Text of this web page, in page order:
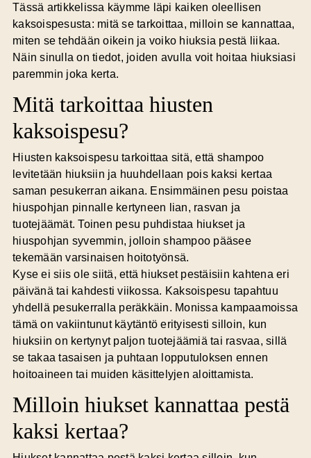
Tässä artikkelissa käymme läpi kaiken oleellisen
kaksoispesusta: mitä se tarkoittaa, milloin se kannattaa,
miten se tehdään oikein ja voiko hiuksia pestä liikaa.
Näin sinulla on tiedot, joiden avulla voit hoitaa hiuksiasi
paremmin joka kerta.
Mitä tarkoittaa hiusten
kaksoispesu?
Hiusten kaksoispesu tarkoittaa sitä, että shampoo
levitetään hiuksiin ja huuhdellaan pois kaksi kertaa
saman pesukerran aikana. Ensimmäinen pesu poistaa
hiuspohjan pinnalle kertyneen lian, rasvan ja
tuotejäämät. Toinen pesu puhdistaa hiukset ja
hiuspohjan syvemmin, jolloin shampoo pääsee
tekemään varsinaisen hoitotyönsä.
Kyse ei siis ole siitä, että hiukset pestäisiin kahtena eri
päivänä tai kahdesti viikossa. Kaksoispesu tapahtuu
yhdellä pesukerralla peräkkäin. Monissa kampaamoissa
tämä on vakiintunut käytäntö erityisesti silloin, kun
hiuksiin on kertynyt paljon tuotejäämiä tai rasvaa, sillä
se takaa tasaisen ja puhtaan lopputuloksen ennen
hoitoaineen tai muiden käsittelyjen aloittamista.
Milloin hiukset kannattaa pestä
kaksi kertaa?